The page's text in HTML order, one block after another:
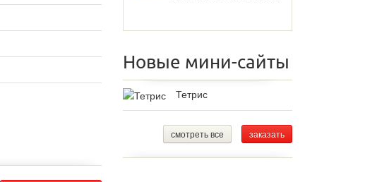
Новые мини-сайты
Тетрис
смотреть все заказать